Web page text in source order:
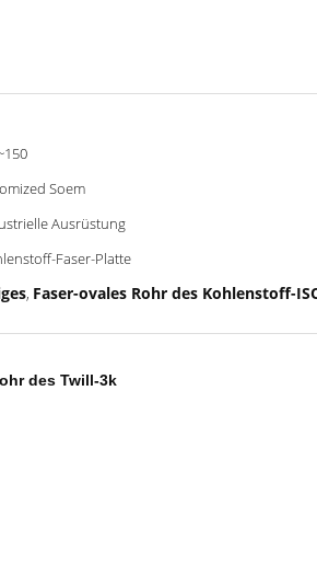
Soem
Ausrüstung
Faser-Platte
, Faser-ovales Rohr des Kohlenstoff-
des Twill-3k